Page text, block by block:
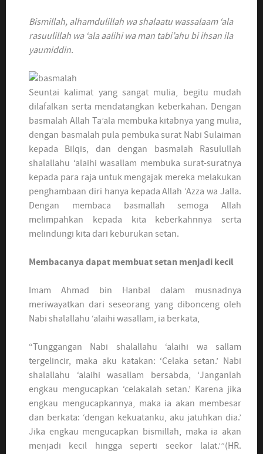
Bismillah, alhamdulillah wa shalaatu wassalaam ‘ala
rasuulillah wa ‘ala aalihi wa man tabi’ahu bi ihsan ila
yaumiddin.
Seuntai kalimat yang sangat mulia, begitu mudah
dilafalkan serta mendatangkan keberkahan. Dengan
basmalah Allah Ta’ala membuka kitabnya yang mulia,
dengan basmalah pula pembuka surat Nabi Sulaiman
kepada Bilqis, dan dengan basmalah Rasulullah
shalallahu ‘alaihi wasallam membuka surat-suratnya
kepada para raja untuk mengajak mereka melakukan
penghambaan diri hanya kepada Allah ‘Azza wa Jalla.
Dengan membaca basmallah semoga Allah
melimpahkan kepada kita keberkahnnya serta
melindungi kita dari keburukan setan.
Membacanya dapat membuat setan menjadi kecil
Imam Ahmad bin Hanbal dalam musnadnya
meriwayatkan dari seseorang yang dibonceng oleh
Nabi shalallahu ‘alaihi wasallam, ia berkata,
“Tunggangan Nabi shalallahu ‘alaihi wa sallam
tergelincir, maka aku katakan: ‘Celaka setan.’ Nabi
shalallahu ‘alaihi wasallam bersabda, ‘Janganlah
engkau mengucapkan ‘celakalah setan.’ Karena jika
engkau mengucapkannya, maka ia akan membesar
dan berkata: ‘dengan kekuatanku, aku jatuhkan dia.’
Jika engkau mengucapkan bismillah, maka ia akan
menjadi kecil hingga seperti seekor lalat.’”(HR.